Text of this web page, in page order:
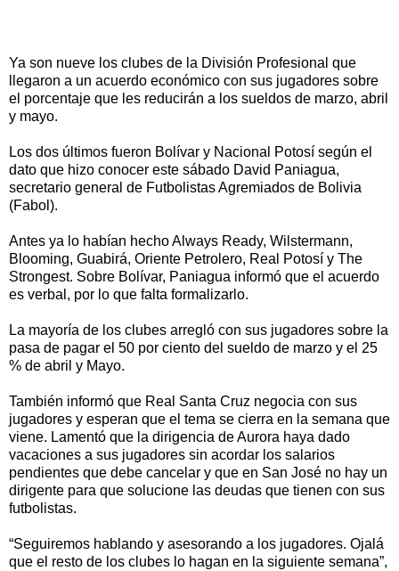
Ya son nueve los clubes de la División Profesional que
llegaron a un acuerdo económico con sus jugadores sobre
el porcentaje que les reducirán a los sueldos de marzo, abril
y mayo.
Los dos últimos fueron Bolívar y Nacional Potosí según el
dato que hizo conocer este sábado David Paniagua,
secretario general de Futbolistas Agremiados de Bolivia
(Fabol).
Antes ya lo habían hecho Always Ready, Wilstermann,
Blooming, Guabirá, Oriente Petrolero, Real Potosí y The
Strongest. Sobre Bolívar, Paniagua informó que el acuerdo
es verbal, por lo que falta formalizarlo.
La mayoría de los clubes arregló con sus jugadores sobre la
pasa de pagar el 50 por ciento del sueldo de marzo y el 25
% de abril y Mayo.
También informó que Real Santa Cruz negocia con sus
jugadores y esperan que el tema se cierra en la semana que
viene. Lamentó que la dirigencia de Aurora haya dado
vacaciones a sus jugadores sin acordar los salarios
pendientes que debe cancelar y que en San José no hay un
dirigente para que solucione las deudas que tienen con sus
futbolistas.
“Seguiremos hablando y asesorando a los jugadores. Ojalá
que el resto de los clubes lo hagan en la siguiente semana”,